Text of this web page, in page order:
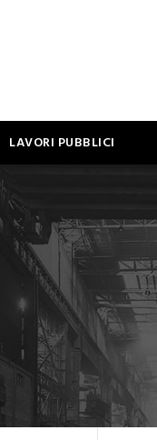
LAVORI PUBBLICI